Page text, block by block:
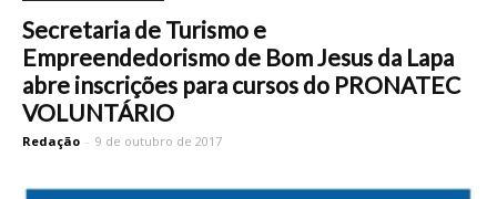
Secretaria de Turismo e
Empreendedorismo de Bom Jesus da Lapa
abre inscrições para cursos do PRONATEC
VOLUNTÁRIO
Redação - 9 de outubro de 2017